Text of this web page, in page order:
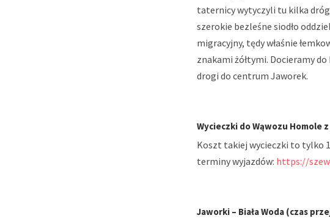
taternicy wytyczyli tu kilka dróg
szerokie bezleśne siodło
migracyjny, tędy właśnie
znakami żółtymi. Docieramy
drogi do centrum Jaworek.
Wycieczki do Wąwozu Homole
Koszt takiej wycieczki to tylko
terminy wyjazdów: https://
Jaworki – Biała Woda (czas